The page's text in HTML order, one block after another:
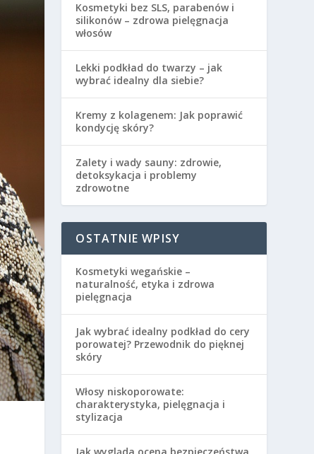
Kosmetyki bez SLS, parabenów i
silikonów – zdrowa pielęgnacja
włosów
Lekki podkład do twarzy – jak
wybrać idealny dla siebie?
Kremy z kolagenem: Jak poprawić
kondycję skóry?
Zalety i wady sauny: zdrowie,
detoksykacja i problemy
zdrowotne
OSTATNIE WPISY
Kosmetyki wegańskie –
naturalność, etyka i zdrowa
pielęgnacja
Jak wybrać idealny podkład do cery
porowatej? Przewodnik do pięknej
skóry
Włosy niskoporowate:
charakterystyka, pielęgnacja i
stylizacja